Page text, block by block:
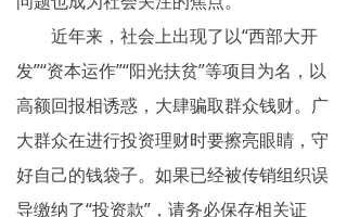
近年来，社会上出现了以“西部大开
发”“资本运作”“阳光扶贫”等项目为名，以
高额回报相诱惑，大肆骗取群众钱财。广
大群众在进行投资理财时要擦亮眼睛，守
好自己的钱袋子。如果已经被传销组织误
导缴纳了“投资款”，请务必保存相关证